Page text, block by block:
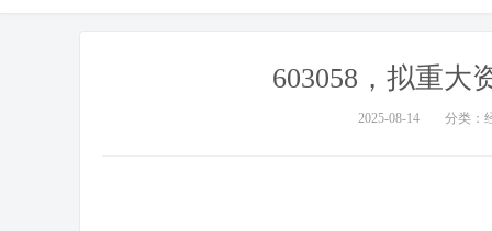
603058，拟重大
2025-08-14 分类：